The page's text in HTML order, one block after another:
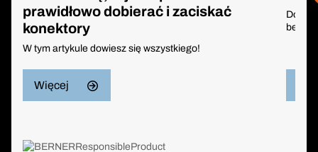
prawidłowo dobierać i zaciskać
konektory
W tym artykule dowiesz się wszystkiego!
Więcej